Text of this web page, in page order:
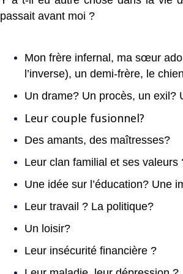
passait avant moi ?
Mon frère infernal, ma sœur
l’inverse), un demi-frère, le
Un drame? Un procès, un exil?
Leur couple fusionnel?
Des amants, des maîtresses?
Leur clan familial et ses valeurs
Une idée sur l’éducation? Une
Leur travail ? La politique?
Un loisir?
Leur insécurité financière ?